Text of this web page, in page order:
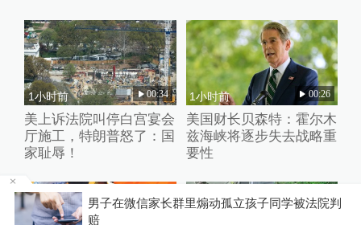
1小时前 00:34
美上诉法院叫停白宫宴会
厅施工，特朗普怒了：国
家耻辱！
1小时前 00:26
美国财长贝森特：霍尔木
兹海峡将逐步失去战略重
要性
男子在微信家长群里煽动孤立孩子同学被法院判
赔